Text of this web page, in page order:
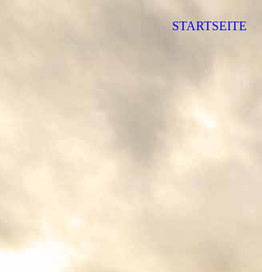
STARTSEITE